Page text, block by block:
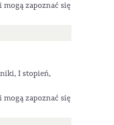
zapoznać się
I stopień,
zapoznać się